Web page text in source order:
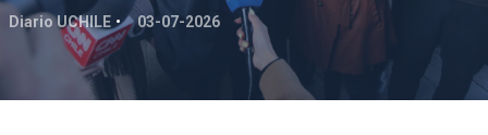
Diario UCHILE 03-07-2026